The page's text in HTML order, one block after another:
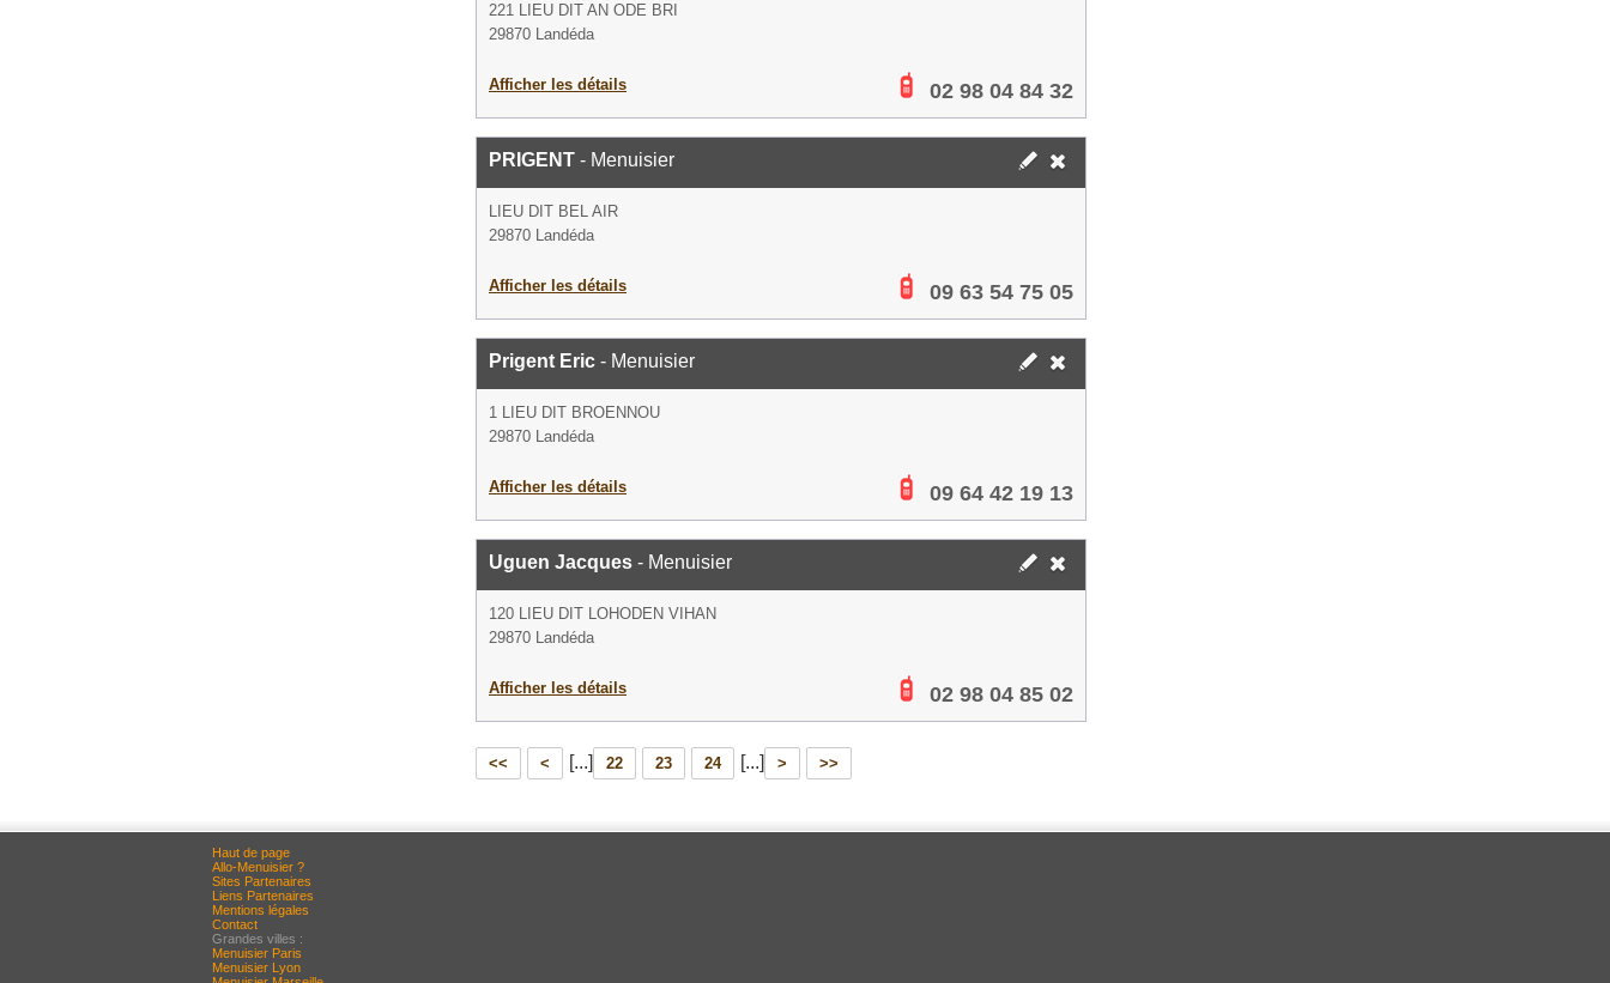
221 LIEU DIT AN ODE BRI
29870 Landéda
Afficher les détails 02 98 04 84 32
PRIGENT - Menuisier
LIEU DIT BEL AIR
29870 Landéda
Afficher les détails 09 63 54 75 05
Prigent Eric - Menuisier
1 LIEU DIT BROENNOU
29870 Landéda
Afficher les détails 09 64 42 19 13
Uguen Jacques - Menuisier
120 LIEU DIT LOHODEN VIHAN
29870 Landéda
Afficher les détails 02 98 04 85 02
<< < [...] 22 23 24 [...] > >>
Haut de page
Allo-Menuisier ?
Sites Partenaires
Liens Partenaires
Mentions légales
Contact
Grandes villes :
Menuisier Paris
Menuisier Lyon